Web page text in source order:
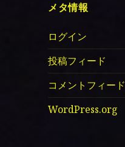
メタ情報
ログイン
投稿フィード
コメントフィード
WordPress.org